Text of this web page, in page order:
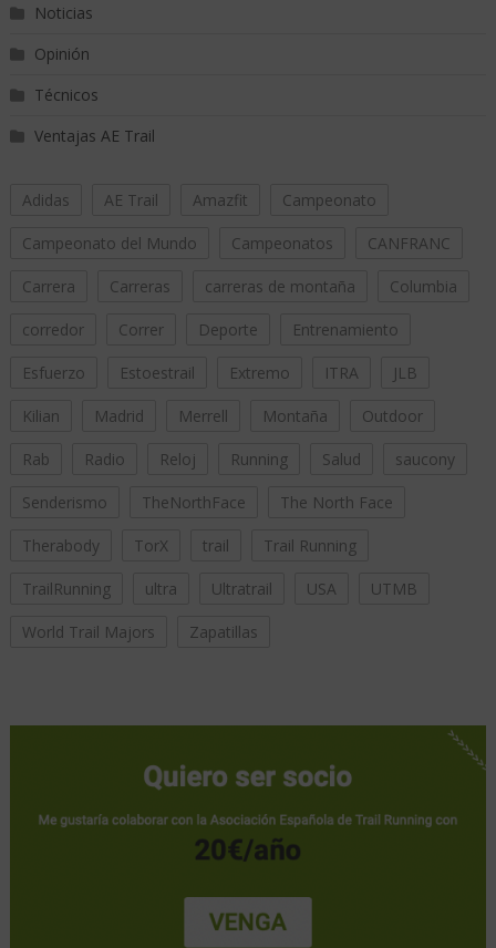
Noticias
Opinión
Técnicos
Ventajas AE Trail
Adidas AE Trail Amazfit Campeonato
Campeonato del Mundo Campeonatos CANFRANC
Carrera Carreras carreras de montaña Columbia
corredor Correr Deporte Entrenamiento
Esfuerzo Estoestrail Extremo ITRA JLB
Kilian Madrid Merrell Montaña Outdoor
Rab Radio Reloj Running Salud saucony
Senderismo TheNorthFace The North Face
Therabody TorX trail Trail Running
TrailRunning ultra Ultratrail USA UTMB
World Trail Majors Zapatillas